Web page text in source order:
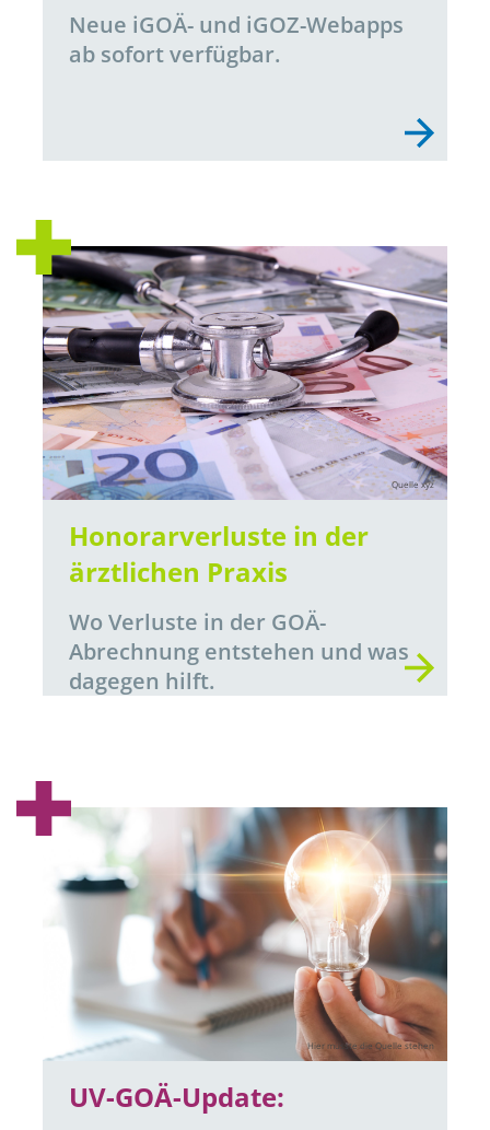
Neue iGOÄ- und iGOZ-Webapps
ab sofort verfügbar.
Quelle xyz
Honorarverluste in der
ärztlichen Praxis
Wo Verluste in der GOÄ-
Abrechnung entstehen und was
dagegen hilft.
Hier müsste die Quelle stehen
UV-GOÄ-Update: